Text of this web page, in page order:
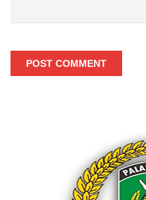
POST COMMENT